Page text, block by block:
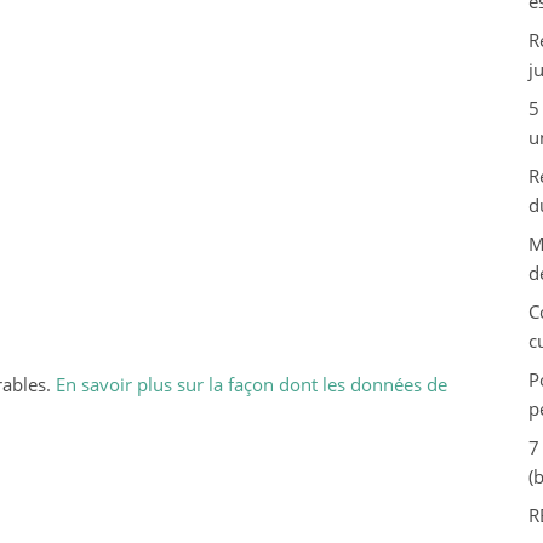
En savoir plus sur la façon dont les données de
7